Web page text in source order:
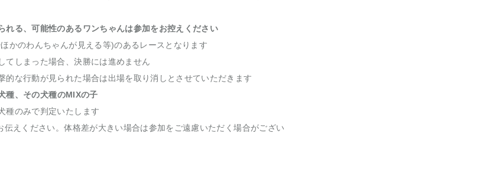
れる、可能性のあるワンちゃんは参加をお控えください
かのわんちゃんが見える等)のあるレースとなります
しまった場合、決勝には進めません
な行動が見られた場合は出場を取り消しとさせていただきます
種、その犬種のMIXの子
種のみで判定いたします
えください。体格差が大きい場合は参加をご遠慮いただく場合がござい